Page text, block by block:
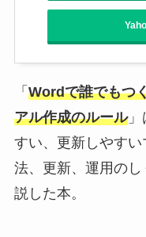
「 Wordで誰でもつ
アル作成のルール」
すい、更新しやす
法、更新、運用の
説した本。